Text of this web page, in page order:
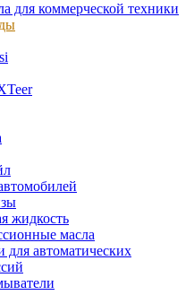
для коммерческой техники
жидкость
масла
для автоматических